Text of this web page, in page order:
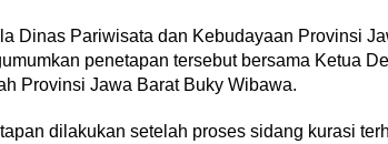
Dinas Pariwisata dan Kebudayaan Provinsi
penetapan tersebut bersama Ketua
Provinsi Jawa Barat Buky Wibawa.
dilakukan setelah proses sidang kurasi